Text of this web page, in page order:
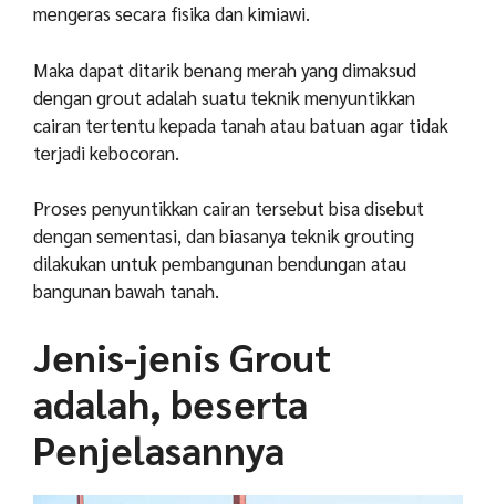
mengeras secara fisika dan kimiawi.
Maka dapat ditarik benang merah yang dimaksud
dengan grout adalah suatu teknik menyuntikkan
cairan tertentu kepada tanah atau batuan agar tidak
terjadi kebocoran.
Proses penyuntikkan cairan tersebut bisa disebut
dengan sementasi, dan biasanya teknik grouting
dilakukan untuk pembangunan bendungan atau
bangunan bawah tanah.
Jenis-jenis Grout
adalah, beserta
Penjelasannya